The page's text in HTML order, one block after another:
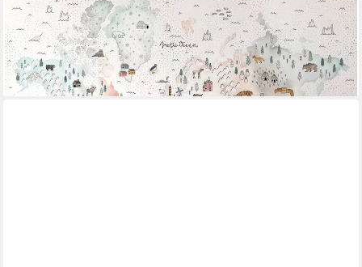
selbstklebend), Mädchenzimmer Jungenzimmer Babyzimmer
Bildtapete Fototapete Wandtapete
ab 29,99 €
(21,89 €/ 1 qm)
lieferbar - in 4-5 Werktagen bei dir